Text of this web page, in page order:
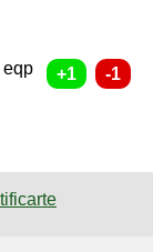
eqp